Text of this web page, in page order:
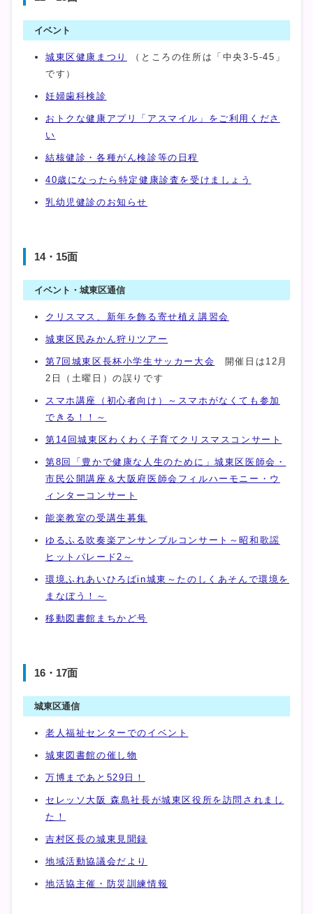
イベント
城東区健康まつり
（ところの住所は「中央3-5-45」
です）
妊婦歯科検診
おトクな健康アプリ「アスマイル」をご利用くださ
い
結核健診・各種がん検診等の日程
40歳になったら特定健康診査を受けましょう
乳幼児健診のお知らせ
14・15面
イベント・城東区通信
クリスマス、新年を飾る寄せ植え講習会
城東区民みかん狩りツアー
第7回城東区長杯小学生サッカー大会
開催日は12月
2日（土曜日）の誤りです
スマホ講座（初心者向け）～スマホがなくても参加
できる！！～
第14回城東区わくわく子育てクリスマスコンサート
第8回「豊かで健康な人生のために」城東区医師会・
市民公開講座＆大阪府医師会フィルハーモニー・ウ
ィンターコンサート
能楽教室の受講生募集
ゆるふる吹奏楽アンサンブルコンサート～昭和歌謡
ヒットパレード2～
環境ふれあいひろばin城東～たのしくあそんで環境を
まなぼう！～
移動図書館まちかど号
16・17面
城東区通信
老人福祉センターでのイベント
城東図書館の催し物
万博まであと529日！
セレッソ大阪 森島社長が城東区役所を訪問されまし
た！
吉村区長の城東見聞録
地域活動協議会だより
地活協主催・防災訓練情報